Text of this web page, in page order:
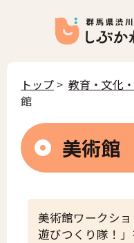
トップ > 教育・文化
館
美術館
美術館ワークシ
遊びつくり隊！